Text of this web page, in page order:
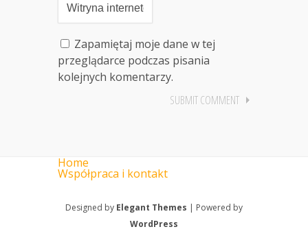
Zapamiętaj moje dane w tej
przeglądarce podczas pisania
kolejnych komentarzy.
Home
Współpraca i kontakt
Designed by Elegant Themes | Powered by
WordPress